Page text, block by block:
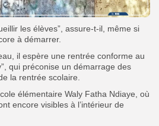
les élèves”, assure-t-il, même si
à démarrer.
il espère une rentrée conforme au
qui préconise un démarrage des
la rentrée scolaire.
élémentaire Waly Fatha Ndiaye, où
encore visibles à l’intérieur de